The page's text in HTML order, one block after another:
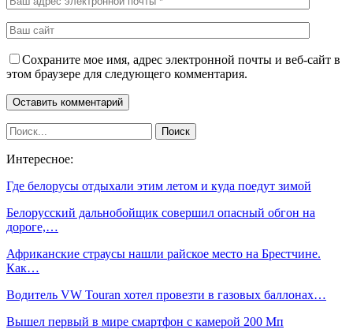
Сохраните мое имя, адрес электронной почты и веб-сайт в
этом браузере для следующего комментария.
Интересное:
Где белорусы отдыхали этим летом и куда поедут зимой
Белорусский дальнобойщик совершил опасный обгон на
дороге,…
Африканские страусы нашли райское место на Брестчине.
Как…
Водитель VW Touran хотел провезти в газовых баллонах…
Вышел первый в мире смартфон с камерой 200 Мп